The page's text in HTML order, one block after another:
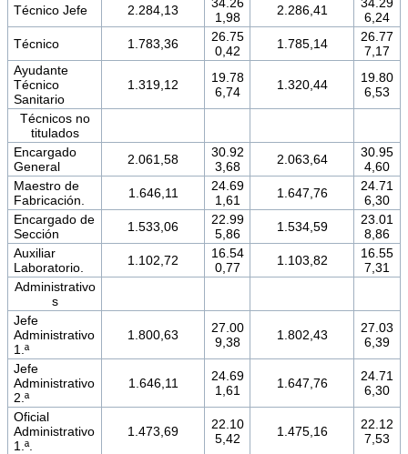
Técnico Jefe 2.284,13
1,98
2.286,41
6,24
Técnico
1.783,36
26.75
0,42
1.785,14
26.77
7,17
Ayudante
Técnico
Sanitario
1.319,12
19.78
6,74
1.320,44
19.80
6,53
Técnicos no
titulados
Encargado
General
2.061,58
30.92
3,68
2.063,64
30.95
4,60
Maestro de
Fabricación.
1.646,11
24.69
1,61
1.647,76
24.71
6,30
Encargado de
Sección
1.533,06
22.99
5,86
1.534,59
23.01
8,86
Auxiliar
Laboratorio.
1.102,72
16.54
0,77
1.103,82
16.55
7,31
Administrativo
s
Jefe
Administrativo
1.ª
1.800,63
27.00
9,38
1.802,43
27.03
6,39
Jefe
Administrativo
2.ª
1.646,11
24.69
1,61
1.647,76
24.71
6,30
Oficial
Administrativo
1.ª.
1.473,69
22.10
5,42
1.475,16
22.12
7,53